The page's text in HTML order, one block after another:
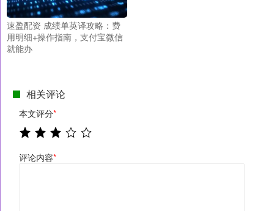
速盈配资 成绩单英译攻略：费
用明细+操作指南，支付宝微信
就能办
相关评论
本文评分*
评论内容*